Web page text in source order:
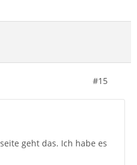
#15
geht das. Ich habe es